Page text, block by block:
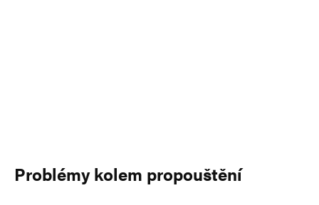
Problémy kolem propouštění